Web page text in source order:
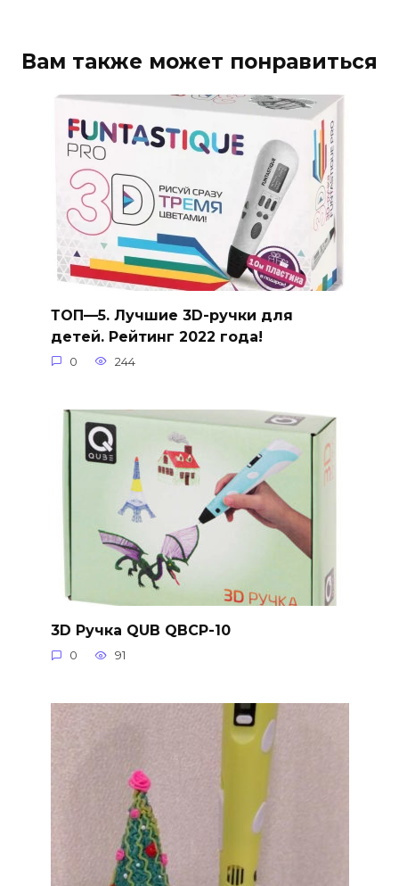
Вам также может понравиться
ТОП—5. Лучшие 3D-ручки для
детей. Рейтинг 2022 года!
0 244
3D Ручка QUB QBCP-10
0 91